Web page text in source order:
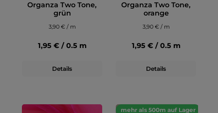
Organza Two Tone,
grün
3,90 € / m
1,95 € / 0.5 m
Details
Organza Two Tone,
orange
3,90 € / m
1,95 € / 0.5 m
Details
mehr als 500m auf Lager